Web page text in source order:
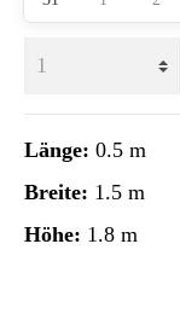
Länge: 0.5 m
Breite: 1.5 m
Höhe: 1.8 m